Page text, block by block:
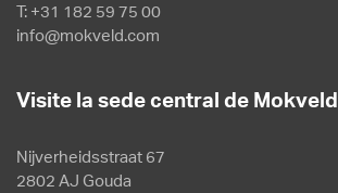
T: +31 182 59 75 00
info@mokveld.com
Visite la sede central de Mokveld
Nijverheidsstraat 67
2802 AJ Gouda